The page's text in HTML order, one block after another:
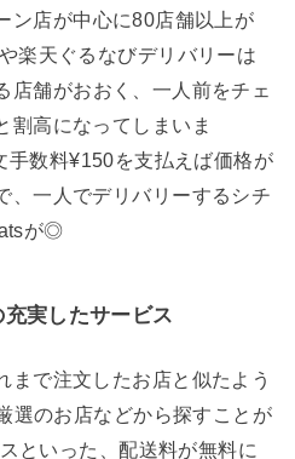
ン店が中心に80店舗以上が
楽天ぐるなびデリバリーは
店舗がおおく、一人前をチェ
割高になってしまいま
手数料¥150を支払えば価格が
、一人でデリバリーするシチ
が◎
実したサービス
まで注文したお店と似たよう
選のお店などから探すことが
といった、配送料が無料に